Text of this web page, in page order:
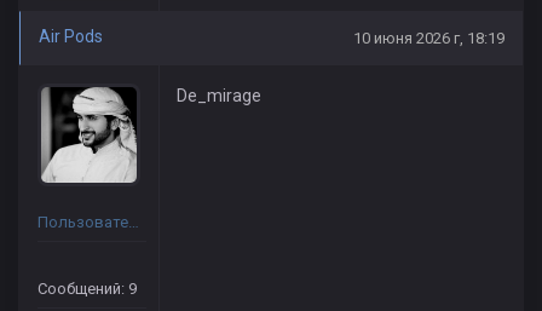
Air Pods 10 июня 2026 г, 18:19
Пользователь
Сообщений: 9
De_mirage